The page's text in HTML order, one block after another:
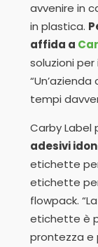
avvenire in
in plastica.
affida a
soluzioni
tempi
Carby Label
adesivi
etichette
etichette
flowpack.
etichette è
prontezza e